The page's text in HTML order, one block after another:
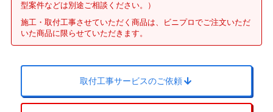
型案件などは別途ご相談ください。）
施工・取付工事させていただく商品は、ビニプロでご注文いただ
いた商品に限らせていただきます。
取付工事サービスのご依頼